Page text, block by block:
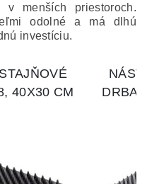
v menších priestoroch.
odolné a má dlhú
investíciu.